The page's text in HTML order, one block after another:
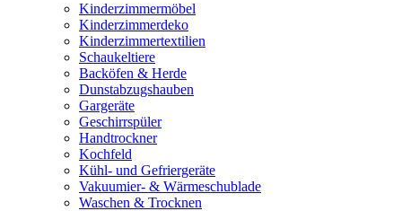
Kinderzimmermöbel
Kinderzimmerdeko
Kinderzimmertextilien
Schaukeltiere
Backöfen & Herde
Dunstabzugshauben
Gargeräte
Geschirrspüler
Handtrockner
Kochfeld
Kühl- und Gefriergeräte
Vakuumier- & Wärmeschublade
Waschen & Trocknen